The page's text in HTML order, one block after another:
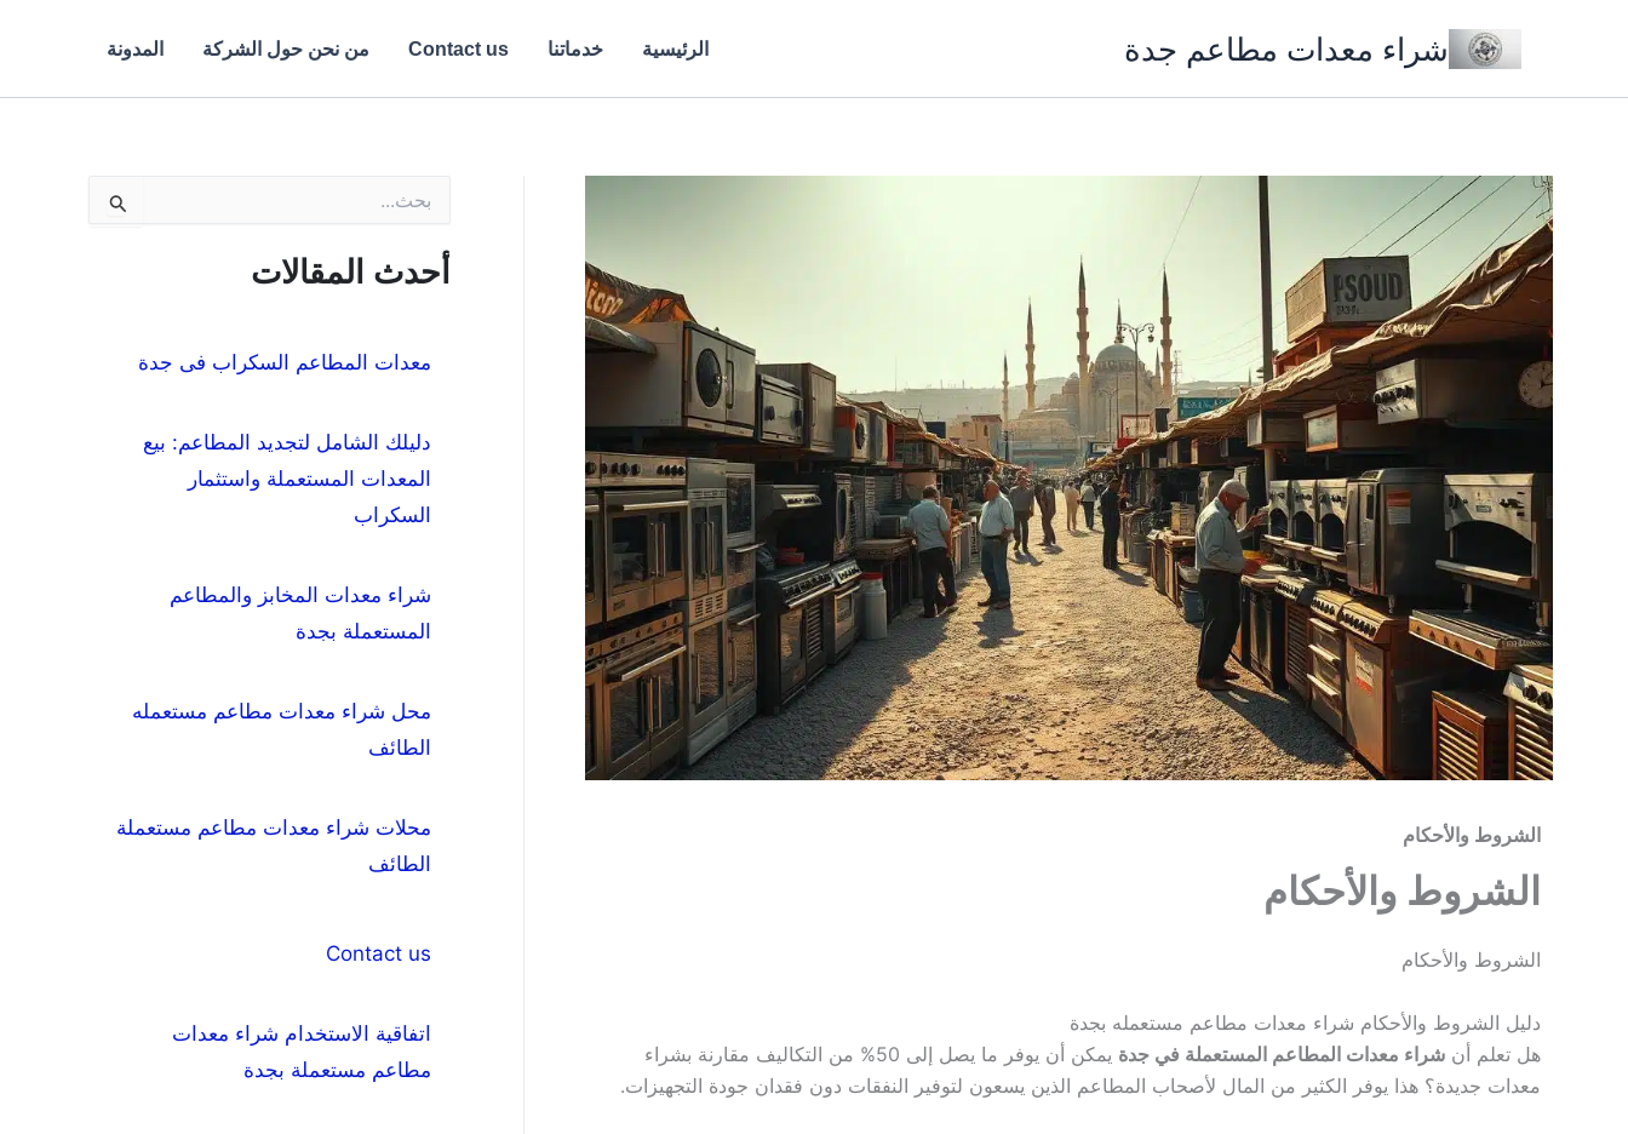
شراء معدات مطاعم جدة الرئيسية خدماتنا Contact us من نحن حول الشركة المدونة
الشروط والأحكام
الشروط والأحكام
الشروط والأحكام
دليل الشروط والأحكام شراء معدات مطاعم مستعمله بجدة
هل تعلم أن شراء معدات المطاعم المستعملة في جدة
يمكن أن يوفر ما يصل إلى 50% من التكاليف مقارنة بشراء
معدات جديدة؟ هذا يوفر الكثير من المال لأصحاب المطاعم الذين يسعون لتوفير النفقات دون فقدان جودة التجهيزات.
ح
ث
أحدث المقالات
معدات المطاعم السكراب فى جدة
دليلك الشامل لتجديد المطاعم: بيع
المعدات المستعملة واستثمار
السكراب
شراء معدات المخابز والمطاعم
المستعملة بجدة
محل شراء معدات مطاعم مستعمله
الطائف
محلات شراء معدات مطاعم مستعملة
الطائف
Contact us
اتفاقية الاستخدام شراء معدات
مطاعم مستعملة بجدة